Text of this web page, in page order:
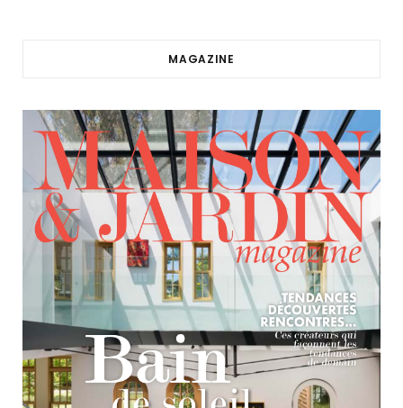
MAGAZINE